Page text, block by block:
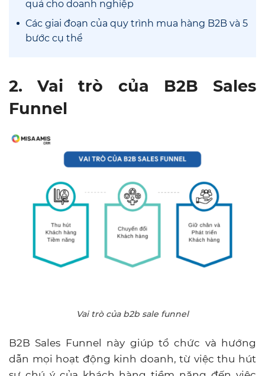
quả cho doanh nghiệp
Các giai đoạn của quy trình mua hàng B2B và 5
bước cụ thể
2. Vai trò của B2B Sales
Funnel
Vai trò của b2b sale funnel
B2B Sales Funnel này giúp tổ chức và hướng
dẫn mọi hoạt động kinh doanh, từ việc thu hút